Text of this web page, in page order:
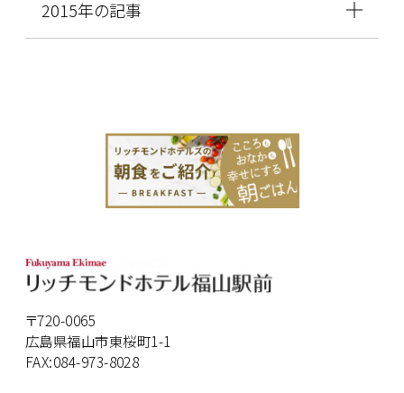
2015年の記事
〒720-0065
広島県福山市東桜町1-1
FAX:084-973-8028